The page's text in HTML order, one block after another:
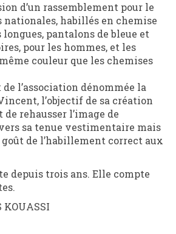
d’un rassemblement pour le
nationales, habillés en chemise
longues, pantalons de bleue et
pour les hommes, et les
couleur que les chemises
l’association dénommée la
l’objectif de sa création
rehausser l’image de
sa tenue vestimentaire mais
de l’habillement correct aux
depuis trois ans. Elle compte